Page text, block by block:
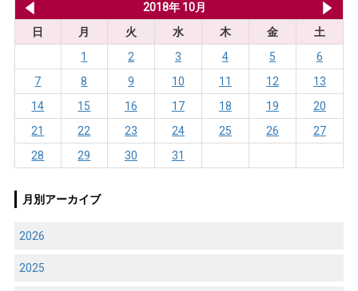
2018年 10月
日
月 火 水 木 金
土
1
2 3 4 5
6
7
8 9 10 11 12
13
14
15 16 17 18 19
20
21
22 23 24 25 26
27
28
29 30 31
月別アーカイブ
2026
2025